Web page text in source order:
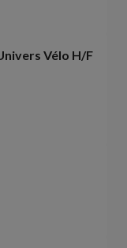
Vélo H/F